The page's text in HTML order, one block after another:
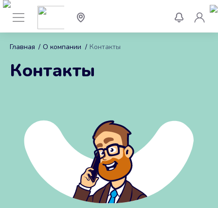
Главная / О компании / Контакты
Контакты